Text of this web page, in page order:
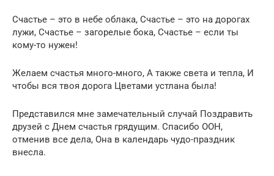
Счастье – это в небе облака, Счастье – это на дорогах
лужи, Счастье – загорелые бока, Счастье – если ты
кому-то нужен!
Желаем счастья много-много, А также света и тепла, И
чтобы вся твоя дорога Цветами устлана была!
Представился мне замечательный случай Поздравить
друзей с Днем счастья грядущим. Спасибо ООН,
отменив все дела, Она в календарь чудо-праздник
внесла.